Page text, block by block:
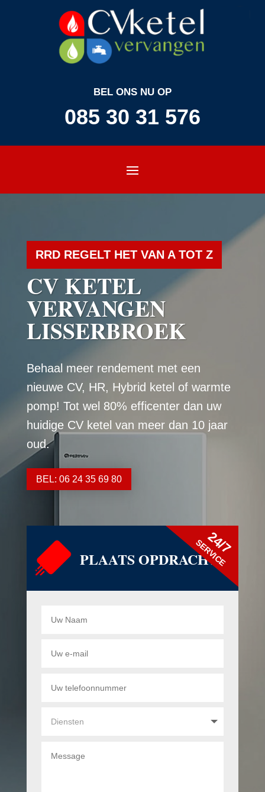
BEL ONS NU OP
085 30 31 576
RRD REGELT HET VAN A TOT Z
CV KETEL
VERVANGEN
LISSERBROEK
Behaal meer rendement met een
nieuwe CV, HR, Hybrid ketel of warmte
pomp! Tot wel 80% efficenter dan uw
huidige CV ketel van meer dan 10 jaar
oud.
BEL: 06 24 35 69 80
PLAATS OPDRACHT
24/7
SERVICE